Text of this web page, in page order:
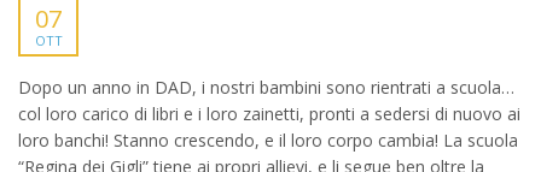
07
OTT
Dopo un anno in DAD, i nostri bambini sono rientrati a scuola…
col loro carico di libri e i loro zainetti, pronti a sedersi di nuovo ai
loro banchi! Stanno crescendo, e il loro corpo cambia! La scuola
“Regina dei Gigli” tiene ai propri allievi, e li segue ben oltre la